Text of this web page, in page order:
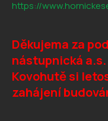
https://
Děkujema za
nástupnická a.s.
Kovohutě si
zahájení